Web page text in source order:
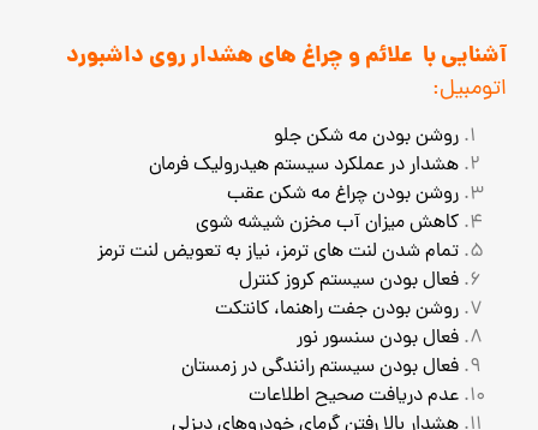
آشنایی با علائم و چراغ های هشدار روی داشبورد
اتومبیل:
روشن بودن مه شکن جلو
هشدار در عملکرد سیستم هیدرولیک فرمان
روشن بودن چراغ مه شکن عقب
کاهش میزان آب مخزن شیشه شوی
تمام شدن لنت های ترمز، نیاز به تعویض لنت ترمز
فعال بودن سیستم کروز کنترل
روشن بودن جفت راهنما، کانتکت
فعال بودن سنسور نور
فعال بودن سیستم رانندگی در زمستان
عدم دریافت صحیح اطلاعات